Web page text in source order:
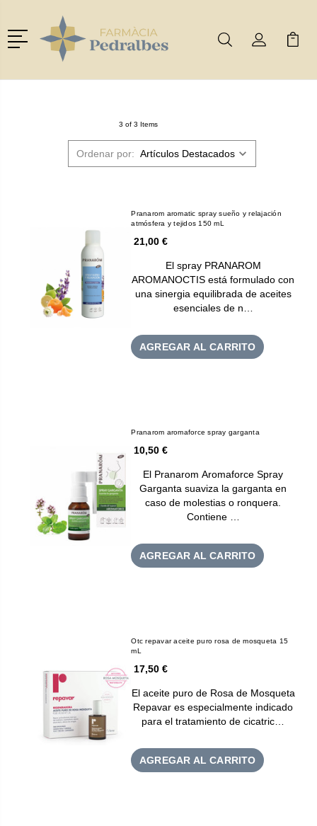
Menú
BuscarMi Cuenta
Mi
3 of 3 Items
Ordenar por:
Pranarom aromatic spray sueño y relajación
atmósfera y tejidos 150 mL
21,00 €
El spray PRANAROM
AROMANOCTIS está formulado con
una sinergia equilibrada de aceites
esenciales de n…
AGREGAR AL CARRITO
Pranarom aromaforce spray garganta
10,50 €
El Pranarom Aromaforce Spray
Garganta suaviza la garganta en
caso de molestias o ronquera.
Contiene …
AGREGAR AL CARRITO
Otc repavar aceite puro rosa de mosqueta 15
mL
17,50 €
El aceite puro de Rosa de Mosqueta
Repavar es especialmente indicado
para el tratamiento de cicatric…
AGREGAR AL CARRITO